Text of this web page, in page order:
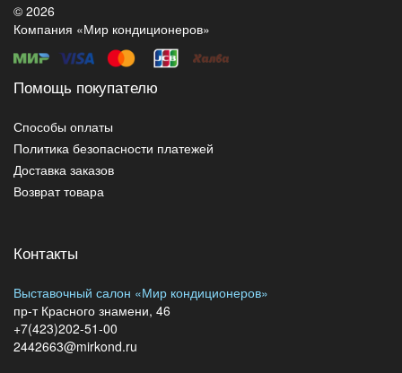
© 2026
Компания «Мир кондиционеров»
Помощь покупателю
Способы оплаты
Политика безопасности платежей
Доставка заказов
Возврат товара
Контакты
Выставочный салон «Мир кондиционеров»
пр-т Красного знамени, 46
+7(423)202-51-00
2442663@mirkond.ru